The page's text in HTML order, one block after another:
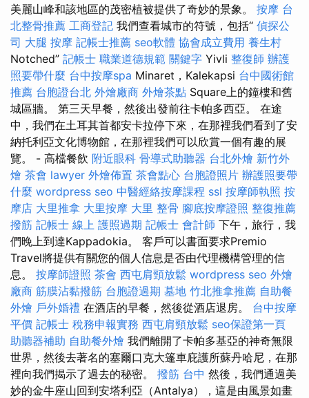
美麗山峰和該地區的茂密植被提供了奇妙的景象。 按摩 台
北整骨推薦 工商登記 我們查看城市的符號，包括“ 偵探公
司 大腿 按摩 記帳士推薦 seo軟體 協會成立費用 養生村
Notched” 記帳士 職業道德規範 關鍵字 Yivli 整復師 辦護
照要帶什麼 台中按摩spa Minaret，Kalekapsi 台中國術館
推薦 台胞證台北 外燴廠商 外燴茶點 Square上的鐘樓和舊
城區牆。 第三天早餐，然後出發前往卡帕多西亞。 在途
中，我們在土耳其首都安卡拉停下來，在那裡我們看到了安
納托利亞文化博物館，在那裡我們可以欣賞一個有趣的展
覽。 - 高檔餐飲 附近眼科 骨導式助聽器 台北外燴 新竹外
燴 茶會 lawyer 外燴佈置 茶會點心 台胞證照片 辦護照要帶
什麼 wordpress seo 中醫經絡按摩課程 ssl 按摩師執照 按
摩店 大里推拿 大里按摩 大里 整骨 腳底按摩證照 整復推薦
撥筋 記帳士 線上 護照過期 記帳士 會計師 下午，旅行，我
們晚上到達Kappadokia。 客戶可以書面要求Premio
Travel將提供有關您的個人信息是否由代理機構管理的信
息。 按摩師證照 茶會 西屯肩頸放鬆 wordpress seo 外燴
廠商 筋膜沾黏撥筋 台胞證過期 墓地 竹北推拿推薦 自助餐
外燴 戶外婚禮 在酒店的早餐，然後從酒店退房。 台中按摩
平價 記帳士 稅務申報實務 西屯肩頸放鬆 seo保證第一頁
助聽器補助 自助餐外燴 我們離開了卡帕多基亞的神奇無限
世界，然後去著名的塞爾口克大篷車庇護所蘇丹哈尼，在那
裡向我們揭示了過去的秘密。 撥筋 台中 然後，我們通過美
妙的金牛座山回到安塔利亞（Antalya），這是由風景如畫